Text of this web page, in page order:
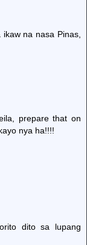
na nasa Pinas,
prepare that on
nya ha!!!!
dito sa lupang